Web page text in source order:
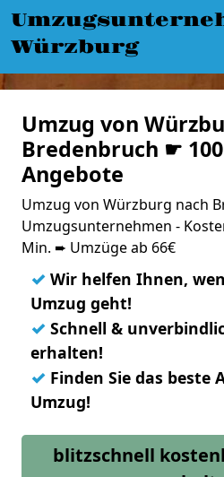
Würzburg
Umzug von
Bredenbruch ☛
Angebote
Umzug von Würzburg nach
Umzugsunternehmen -
Min. ➨ Umzüge ab 66€
✓ Wir helfen Ihnen,
Umzug geht!
✓ Schnell &
erhalten!
✓ Finden Sie das beste
Umzug!
blitzschnell